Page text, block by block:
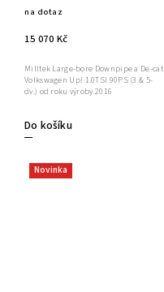
na dotaz
15 070 Kč
Do košíku
Milltek Large-bore Downpipe a De-cat
Volkswagen Up! 1.0TSI 90PS (3 & 5-
dv.) od roku výroby 2016
Novinka